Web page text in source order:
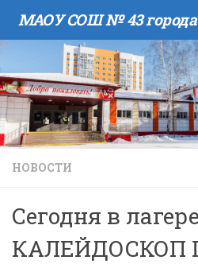
Skip to content
НОВОСТИ
Сегодня в
КАЛЕЙДОСКОП